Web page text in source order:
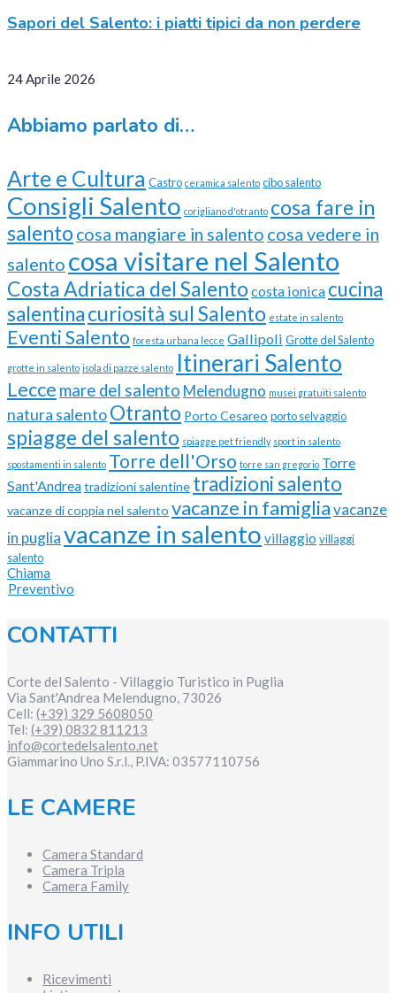
Sapori del Salento: i piatti tipici da non perdere
24 Aprile 2026
Abbiamo parlato di…
Arte e Cultura Castro ceramica salento cibo salento
Consigli Salento corigliano d'otranto cosa fare in
salentocosa mangiare in salento cosa vedere in
salento cosa visitare nel Salento
Costa Adriatica del Salento costa ionica cucina
salentinacuriosità sul Salento estate in salento
Eventi Salento foresta urbana lecce Gallipoli Grotte del Salento
grotte in salento isola di pazze salento Itinerari Salento
Lecce mare del salento Melendugno musei gratuiti salento
natura salentoOtranto Porto Cesareo porto selvaggio
spiagge del salento spiagge pet friendly sport in salento
spostamenti in salento Torre dell'Orso torre san gregorio Torre
Sant'Andreatradizioni salentine tradizioni salento
vacanze di coppia nel salento vacanze in famigliavacanze
in pugliavacanze in salento villaggio villaggi
salento
Chiama
Preventivo
CONTATTI
Corte del Salento - Villaggio Turistico in Puglia
Via Sant'Andrea Melendugno 73026
Cell: (+39) 329 5608050
Tel: (+39) 0832 811213
info@cortedelsalento.net
Giammarino Uno S.r.l., P.IVA: 03577110756
LE CAMERE
Camera Standard
Camera Tripla
Camera Family
INFO UTILI
Ricevimenti